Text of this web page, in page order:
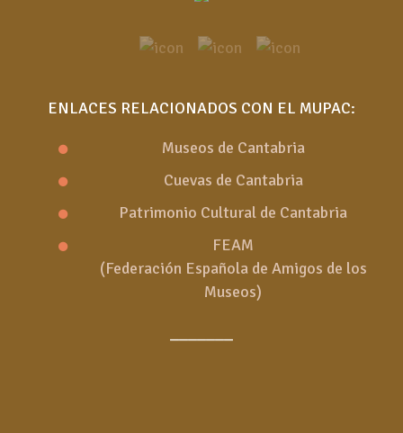
ENLACES RELACIONADOS CON EL MUPAC:
Museos de Cantabria
Cuevas de Cantabria
Patrimonio Cultural de Cantabria
FEAM
(Federación Española de Amigos de los
Museos)